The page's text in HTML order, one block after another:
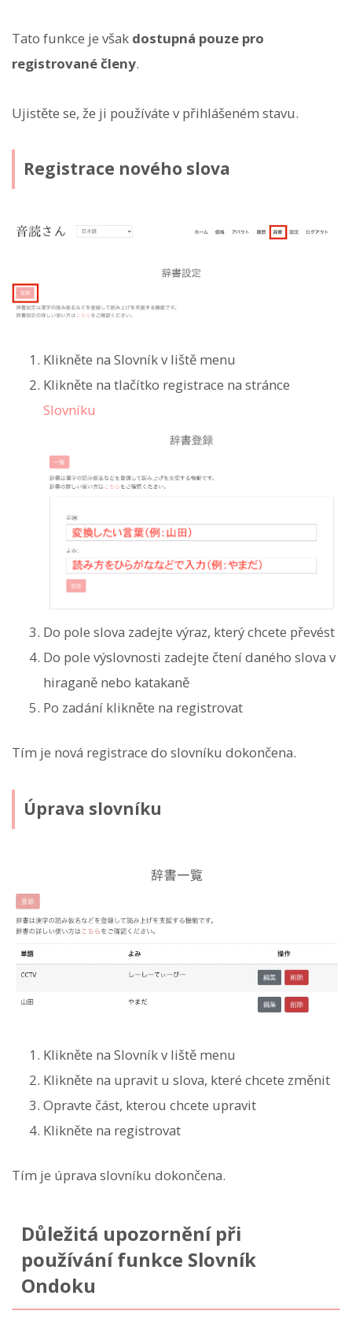
Tato funkce je však dostupná pouze pro
registrované členy.
Ujistěte se, že ji používáte v přihlášeném stavu.
Registrace nového slova
Klikněte na Slovník v liště menu
Klikněte na tlačítko registrace na stránce
Slovníku
Do pole slova zadejte výraz, který chcete převést
Do pole výslovnosti zadejte čtení daného slova v
hiraganě nebo katakaně
Po zadání klikněte na registrovat
Tím je nová registrace do slovníku dokončena.
Úprava slovníku
Klikněte na Slovník v liště menu
Klikněte na upravit u slova, které chcete změnit
Opravte část, kterou chcete upravit
Klikněte na registrovat
Tím je úprava slovníku dokončena.
Důležitá upozornění při
používání funkce Slovník
Ondoku